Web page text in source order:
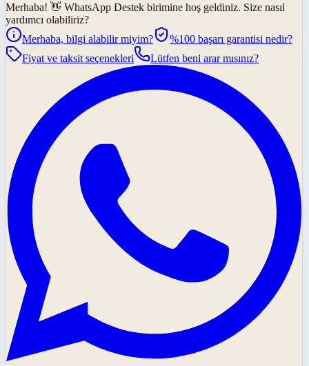
Merhaba! 👋 WhatsApp Destek birimine hoş geldiniz. Size nasıl
yardımcı olabiliriz?
Merhaba, bilgi alabilir miyim?
%100 başarı garantisi nedir?
Fiyat ve taksit seçenekleri
Lütfen beni arar mısınız?